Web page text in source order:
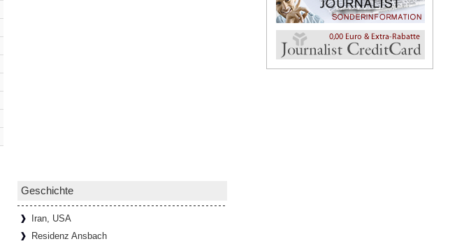
Geschichte
Iran, USA
Residenz Ansbach